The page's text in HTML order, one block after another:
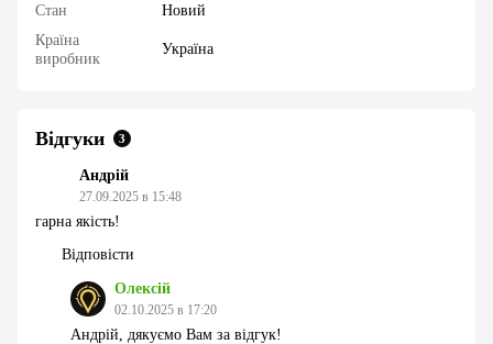
Стан
Новий
Країна
виробник
Україна
Відгуки 3
Андрій
27.09.2025 в 15:48
гарна якість!
Відповісти
Олексій
02.10.2025 в 17:20
Андрій, дякуємо Вам за відгук!